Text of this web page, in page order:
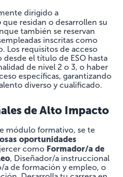
dirigido a
que residan o desarrollen su
también se reservan
inscritas como
Los requisitos de acceso
el título de ESO hasta
de nivel 2 o 3, o haber
específicas, garantizando
diverso y cualificado.
de Alto Impacto
módulo formativo, se te
oportunidades
como Formador/a de
, Diseñador/a instruccional
a de formación y empleo, o